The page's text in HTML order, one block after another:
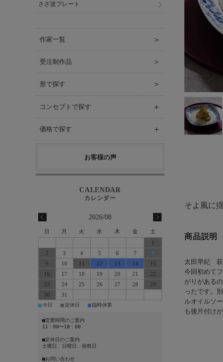
そよ風に
商品説明
太田早紀 萩
今回初めて
がりがある
ったです。
ルオイルソ
も後片付け
さざ波プレート
作家一覧 ＞
受注制作品 ＞
形で探す ＞
コンセプトで探す ＋
価格で探す ＋
お客様の声
2026/08
日 月 火 水 木 金
土
1
2
3 4 5 6 7
8
9
10 11 12 13 14
15
16
17 18 19 20 21
22
23
24 25 26 27 28
29
30
31
■今日 ■ 定休日 ■臨時休業
■営業時間のご案内
11：00〜18：00
■定休日のご案内
土曜日、日曜日、祝祭日
■お問い合わせ